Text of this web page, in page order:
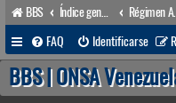
BBS Índice general Régimen Acuático venezolano
FAQ
Identificarse
BBS | ONSA